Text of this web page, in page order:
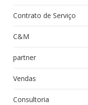
Contrato de Serviço
C&M
partner
Vendas
Consultoria